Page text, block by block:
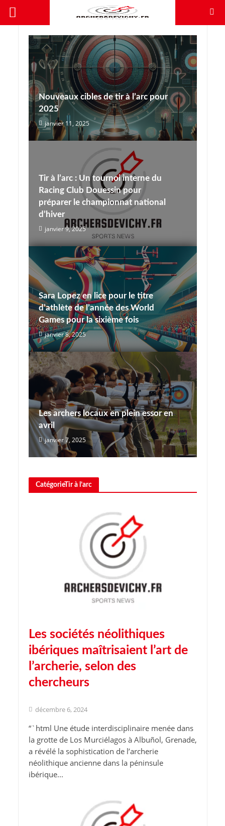
Nouveaux cibles de tir à l’arc pour
2025
janvier 11, 2025
Tir à l’arc : Un tournoi interne du
Racing Club Douessin pour
préparer le championnat national
d’hiver
janvier 9, 2025
Sara Lopez en lice pour le titre
d’athlète de l’année des World
Games pour la sixième fois
janvier 8, 2025
Les archers locaux en plein essor en
avril
janvier 7, 2025
CatégorieTir à l’arc
Les sociétés néolithiques
ibériques maîtrisaient l’art de
l’archerie, selon des
chercheurs
décembre 6, 2024
“`html Une étude interdisciplinaire menée dans
la grotte de Los Murciélagos à Albuñol, Grenade,
a révélé la sophistication de l’archerie
néolithique ancienne dans la péninsule
ibérique...